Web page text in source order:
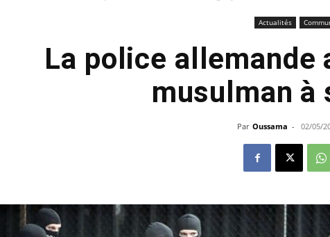
Actualités
La police allemande
musulman à
Par Oussama - 02/05/